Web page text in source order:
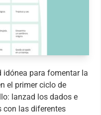
para fomentar la
el primer ciclo de
lanzad los dados e
con las diferentes